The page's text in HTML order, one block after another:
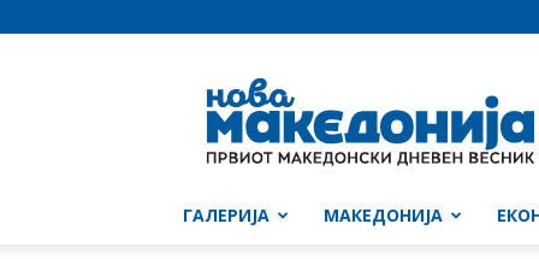
Македонија
ГАЛЕРИЈА МАКЕДОНИЈА